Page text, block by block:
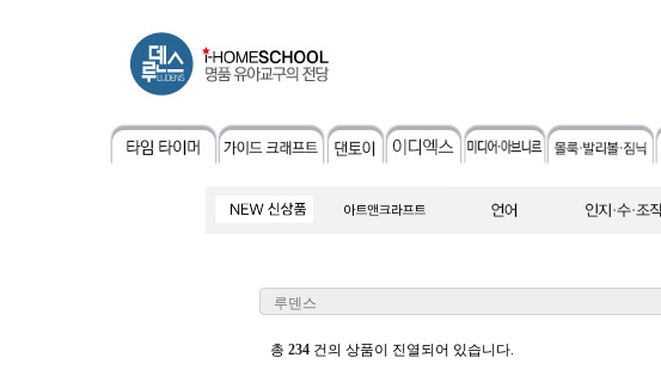
루덴스
총 234 건의 상품이 진열되어 있습니다.